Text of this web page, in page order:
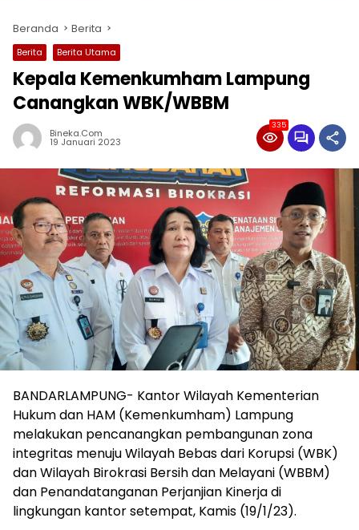
Beranda Berita
Berita Berita Utama
Kepala Kemenkumham Lampung
Canangkan WBK/WBBM
Bineka.com
19 Januari 2023
335
BANDARLAMPUNG- Kantor Wilayah Kementerian
Hukum dan HAM (Kemenkumham) Lampung
melakukan pencanangkan pembangunan zona
integritas menuju Wilayah Bebas dari Korupsi (WBK)
dan Wilayah Birokrasi Bersih dan Melayani (WBBM)
dan Penandatanganan Perjanjian Kinerja di
lingkungan kantor setempat, Kamis (19/1/23).